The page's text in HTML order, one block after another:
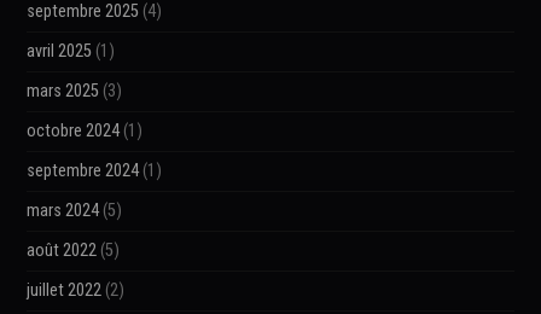
septembre 2025 (4)
avril 2025 (1)
mars 2025 (3)
octobre 2024(1)
septembre 2024(1)
mars 2024(5)
août 2022 (5)
juillet 2022 (2)